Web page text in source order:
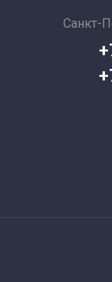
Санкт-